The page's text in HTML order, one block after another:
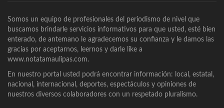
Somos un equipo de profesionales del periodismo de nivel que
buscamos brindarle servicios informativos para que usted, esté bien
enterado, de antemano le agradecemos su confianza y le damos las
gracias por aceptarnos, leernos y darle like a
www.notatamaulipas.com.
En nuestro portal usted podrá encontrar información: local, estatal,
nacional, internacional, deportes, espectáculos y opiniones de
nuestros diversos colaboradores con un respetado pluralismo.